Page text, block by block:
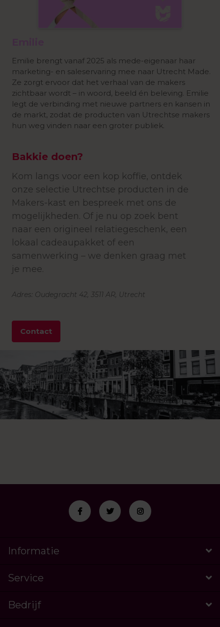
Emilie brengt vanaf 2025 als mede-eigenaar haar
marketing- en saleservaring mee naar Utrecht Made.
Ze zorgt ervoor dat het verhaal van de makers
zichtbaar wordt – in woord, beeld én beleving. Emilie
legt de verbinding met nieuwe partners en kansen in
de markt, zodat de producten van Utrechtse makers
hun weg vinden naar een groter publiek.
Bakkie doen?
Kom langs voor een kop koffie, ontdek
onze selectie Utrechtse producten in de
Makers-kast en bespreek met ons de
mogelijkheden. Of je nu op zoek bent
naar een origineel relatiegeschenk, een
lokaal cadeaupakket of een
samenwerking – we denken graag met
je mee.
Adres: Oudegracht 42, 3511 AR, Utrecht
Contact
Informatie
Service
Bedrijf